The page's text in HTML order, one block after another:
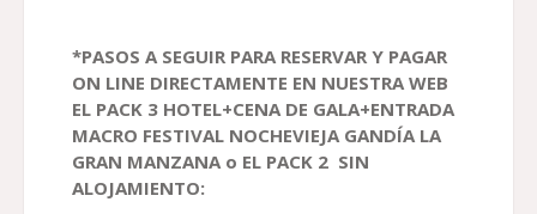
*PASOS A SEGUIR PARA RESERVAR Y PAGAR
ON LINE DIRECTAMENTE EN NUESTRA WEB
EL PACK 3 HOTEL+CENA DE GALA+ENTRADA
MACRO FESTIVAL NOCHEVIEJA GANDÍA LA
GRAN MANZANA o EL PACK 2 SIN
ALOJAMIENTO: